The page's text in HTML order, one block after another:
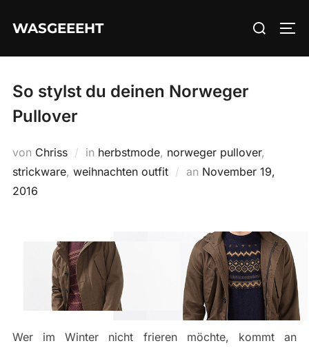
InhaltWASGEEEHT
Suchen
So stylst du deinen Norweger
Pullover
von Chriss in herbstmode, norweger pullover,
strickware, weihnachten outfit an Veröffentlicht
November 19,
2016
Wer im Winter nicht frieren möchte, kommt an